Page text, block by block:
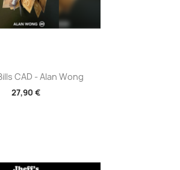
rapide
CAD - Alan Wong
27,90 €